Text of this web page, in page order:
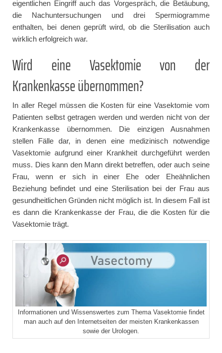
eigentlichen Eingriff auch das Vorgespräch, die Betäubung,
die Nachuntersuchungen und drei Spermiogramme
enthalten, bei denen geprüft wird, ob die Sterilisation auch
wirklich erfolgreich war.
Wird eine Vasektomie von der
Krankenkasse übernommen?
In aller Regel müssen die Kosten für eine Vasektomie vom
Patienten selbst getragen werden und werden nicht von der
Krankenkasse übernommen. Die einzigen Ausnahmen
stellen Fälle dar, in denen eine medizinisch notwendige
Vasektomie aufgrund einer Krankheit durchgeführt werden
muss. Dies kann den Mann direkt betreffen, oder auch seine
Frau, wenn er sich in einer Ehe oder Eheähnlichen
Beziehung befindet und eine Sterilisation bei der Frau aus
gesundheitlichen Gründen nicht möglich ist. In diesem Fall ist
es dann die Krankenkasse der Frau, die die Kosten für die
Vasektomie trägt.
Informationen und Wissenswertes zum Thema Vasektomie findet
man auch auf den Internetseiten der meisten Krankenkassen
sowie der Urologen.